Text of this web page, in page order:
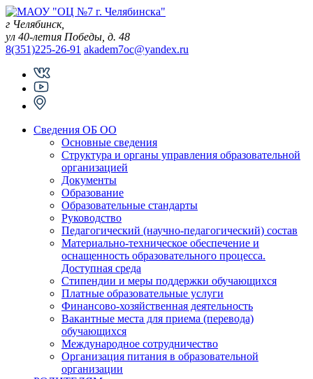
Skip
to
content
г Челябинск,
ул 40-летия Победы, д. 48
8(351)225-26-91 akadem7oc@yandex.ru
Сведения ОБ ОО
Основные сведения
Структура и органы управления образовательной
организацией
Документы
Образование
Образовательные стандарты
Руководство
Педагогический (научно-педагогический) состав
Материально-техническое обеспечение и
оснащенность образовательного процесса.
Доступная среда
Стипендии и меры поддержки обучающихся
Платные образовательные услуги
Финансово-хозяйственная деятельность
Вакантные места для приема (перевода)
обучающихся
Международное сотрудничество
Организация питания в образовательной
организации